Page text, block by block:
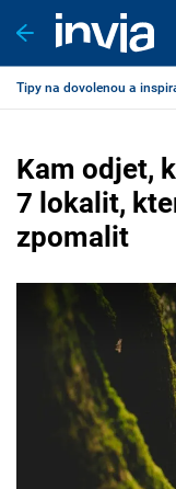
Tipy na dovolenou a
Kam odjet,
7 lokalit,
zpomalit